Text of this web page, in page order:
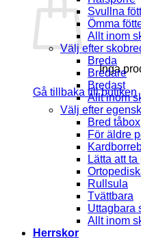
Inga
Gå tillbaka till butiken
Svullna
Ömma
Allt inom
Välj efter
Breda
Bredare
Bredast
Allt inom
Välj efter
Bred tåbox
För äldre
Lätta att ta
Rullsula
Tvättbara
Uttagbara
Allt inom
Herrskor